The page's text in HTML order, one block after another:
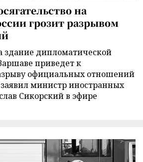
на
грозит разрывом
здание дипломатической
приведет к
официальных отношений
министр иностранных
Сикорский в эфире